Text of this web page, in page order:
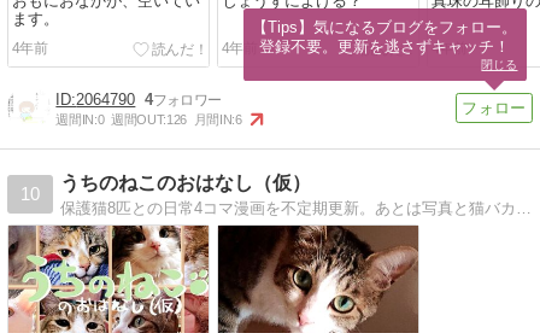
ます。
4年前
4年前 4年前
2064790 4
週間IN:0 週間OUT:126 月間IN:6
10
うちのねこのおはなし（仮）
保護猫8匹との日常4コマ漫画を不定期更新。あとは写真と猫バカ雑記を時々。
【Tips】気になるブログをフォロー。
登録不要。更新を逃さずキャッチ！
閉じる